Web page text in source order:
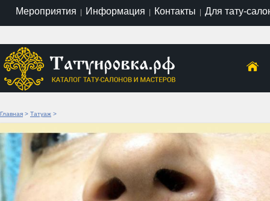
Мероприятия | Информация | Контакты | Для тату-
Главная > Татуаж >